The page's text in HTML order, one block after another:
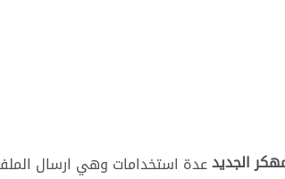
الجديدعدة استخدامات وهي ارسال